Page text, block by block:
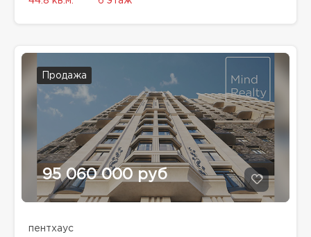
Продажа
95 060 000 руб
пентхаус